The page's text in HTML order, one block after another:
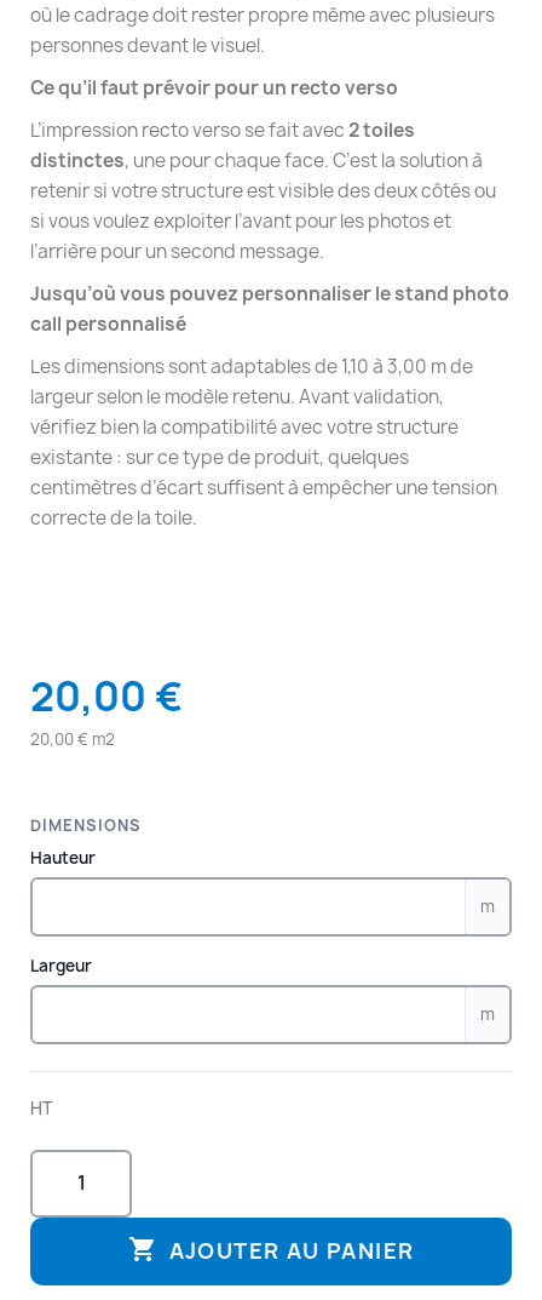
où le cadrage doit rester propre même avec plusieurs
personnes devant le visuel.
Ce qu’il faut prévoir pour un recto verso
L’impression recto verso se fait avec 2 toiles
distinctes, une pour chaque face. C’est la solution à
retenir si votre structure est visible des deux côtés ou
si vous voulez exploiter l’avant pour les photos et
l’arrière pour un second message.
Jusqu’où vous pouvez personnaliser le stand photo
call personnalisé
Les dimensions sont adaptables de 1,10 à 3,00 m de
largeur selon le modèle retenu. Avant validation,
vérifiez bien la compatibilité avec votre structure
existante : sur ce type de produit, quelques
centimètres d’écart suffisent à empêcher une tension
correcte de la toile.
20,00 €
20,00 € m2
DIMENSIONS
Hauteur
m
Largeur
m
HT
 AJOUTER AU PANIER